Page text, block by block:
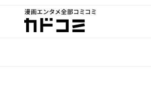
漫画エンタメ全部コミコミ
カドコミ